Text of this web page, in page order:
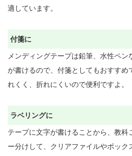
適しています。
付箋に
メンディングテープは鉛筆、水性ペ
が書けるので、付箋としてもおすすめ
れくく、折れにくいので便利ですよ。
ラベリングに
テープに文字が書けることから、教科
ー分けして、クリアファイルやボック